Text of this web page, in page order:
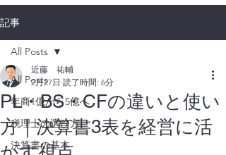
記事
All Posts
年商1億から5億へ
税理士の選び方
決算書の基本
All Posts
PL・BS・CFの違いと使い
方｜決算書3表を経営に活
近藤 祐輔
2月27日 読了時間: 6分